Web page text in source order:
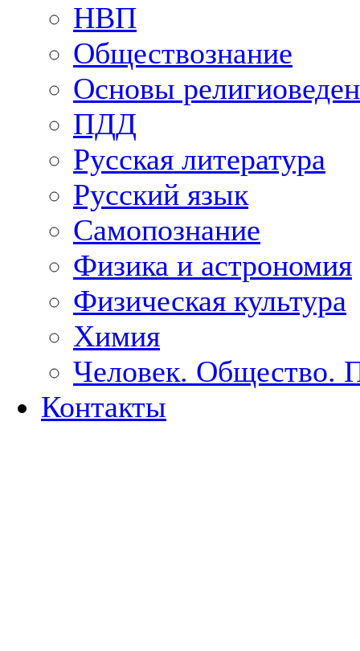
НВП
Обществознание
Основы
ПДД
Русская литература
Русский язык
Самопознание
Физика и астрономия
Физическая культура
Химия
Человек. Общество.
Контакты